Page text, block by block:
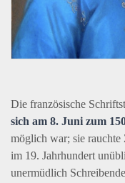
Die französische
sich am 8. Juni zum
möglich war; sie
im 19. Jahrhundert
unermüdlich